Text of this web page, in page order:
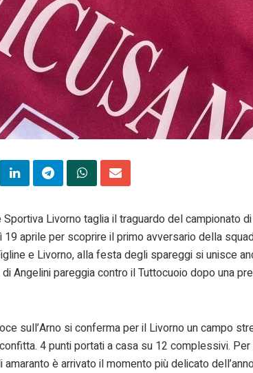
Sportiva Livorno taglia il traguardo del campionato
aprile per scoprire il primo avversario della
e Livorno, alla festa degli spareggi si unisce
Angelini pareggia contro il Tuttocuoio dopo una
sull’Arno si conferma per il Livorno un campo
4 punti portati a casa su 12 complessivi.
è arrivato il momento più delicato